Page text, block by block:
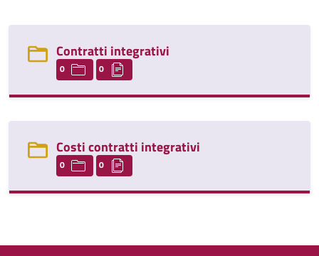
Contratti integrativi
0 0
Costi contratti integrativi
0 0